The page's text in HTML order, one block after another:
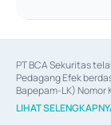
PT BCA Sekuritas
Pedagang Efek
Bapepam-LK) Nomor
06/D.04/2014 tanggal
Efek berdasarkan
LIHAT